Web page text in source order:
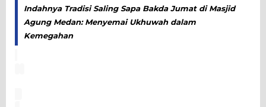
Indahnya Tradisi Saling Sapa Bakda Jumat di Masjid
Agung Medan: Menyemai Ukhuwah dalam
Kemegahan